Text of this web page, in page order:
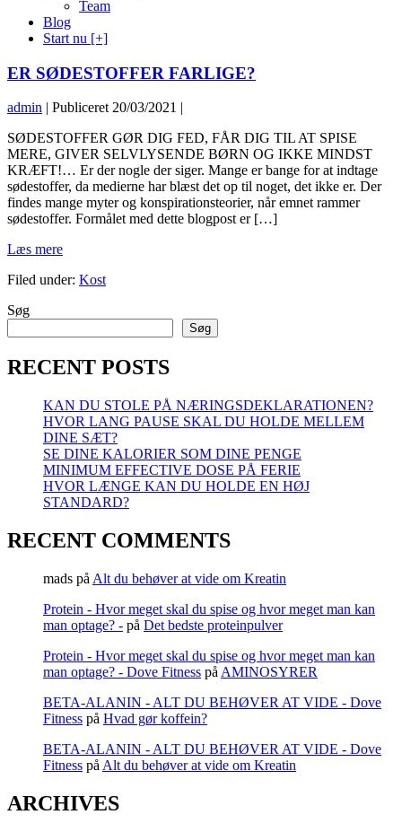
Team
Blog
Start nu [+]
ER SØDESTOFFER FARLIGE?
admin | Publiceret 20/03/2021 |
ER
SØDESTOFFER
FARLIGE?
SØDESTOFFER GØR DIG FED, FÅR DIG TIL AT SPISE
MERE, GIVER SELVLYSENDE BØRN OG IKKE MINDST
KRÆFT!… Er der nogle der siger. Mange er bange for at indtage
sødestoffer, da medierne har blæst det op til noget, det ikke er. Der
findes mange myter og konspirationsteorier, når emnet rammer
sødestoffer. Formålet med dette blogpost er […]
Læs mereER
FARLIGE?
Filed under: Kost
Søg
Søg
RECENT POSTS
KAN DU STOLE PÅ NÆRINGSDEKLARATIONEN?
HVOR LANG PAUSE SKAL DU HOLDE MELLEM
DINE SÆT?
SE DINE KALORIER SOM DINE PENGE
MINIMUM EFFECTIVE DOSE PÅ FERIE
HVOR LÆNGE KAN DU HOLDE EN HØJ
STANDARD?
RECENT COMMENTS
mads på Alt du behøver at vide om Kreatin
Protein - Hvor meget skal du spise og hvor meget man kan
man optage? - på Det bedste proteinpulver
Protein - Hvor meget skal du spise og hvor meget man kan
man optage? - Dove Fitness på AMINOSYRER
BETA-ALANIN - ALT DU BEHØVER AT VIDE - Dove
Fitness på Hvad gør koffein?
BETA-ALANIN - ALT DU BEHØVER AT VIDE - Dove
Fitness på Alt du behøver at vide om Kreatin
ARCHIVES